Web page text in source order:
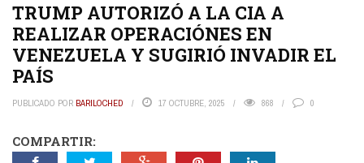
TRUMP AUTORIZÓ A LA CIA A
REALIZAR OPERACIÓNES EN
VENEZUELA Y SUGIRIÓ INVADIR EL
PAÍS
PUBLICADO POR BARILOCHED 17 OCTUBRE, 2025 868 0
COMPARTIR: